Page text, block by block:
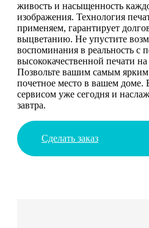
живость и насыщенность
изображения. Технология
применяем, гарантирует
выцветанию. Не упустите
воспоминания в реальность с
высококачественной печати
Позвольте вашим самым
почетное место в вашем доме.
сервисом уже сегодня и
завтра.
Сделать заказ